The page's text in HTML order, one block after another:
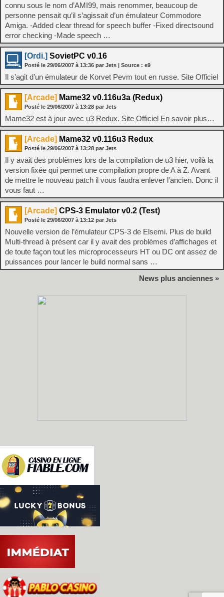
connu sous le nom d’AMI99, mais renommer, beaucoup de
personne pensait qu’il s’agissait d’un émulateur Commodore
Amiga. -Added clear thread for speech buffer -Fixed directsound
error checking -Made speech …
[Ordi.] SovietPC v0.16
Posté le 29/06/2007 à 13:36 par Jets | Source : e9
Il s’agit d’un émulateur de Korvet Pevm tout en russe. Site Officiel
[Arcade] Mame32 v0.116u3a (Redux)
Posté le 29/06/2007 à 13:28 par Jets
Mame32 est à jour avec u3 Redux. Site Officiel En savoir plus…
[Arcade] Mame32 v0.116u3 Redux
Posté le 29/06/2007 à 13:28 par Jets
Il y avait des problèmes lors de la compilation de u3 hier, voilà la
version fixée qui permet une compilation propre de A à Z. Avant
de mettre le nouveau patch il vous faudra enlever l’ancien. Donc il
vous faut …
[Arcade] CPS-3 Emulator v0.2 (Test)
Posté le 29/06/2007 à 13:12 par Jets
Nouvelle version de l’émulateur CPS-3 de Elsemi. Plus de build
Multi-thread à présent car il y avait des problèmes d’affichages et
de toute façon tout les microprocesseurs HT ou DC ont assez de
puissances pour lancer le build normal sans …
News plus anciennes »